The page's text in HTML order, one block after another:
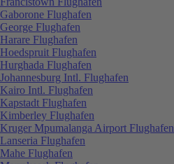
Gaborone Flughafen
George Flughafen
Harare Flughafen
Hoedspruit Flughafen
Hurghada Flughafen
Johannesburg Intl. Flughafen
Kairo Intl. Flughafen
Kapstadt Flughafen
Kimberley Flughafen
Kruger Mpumalanga Airport Flughafen
Lanseria Flughafen
Mahe Flughafen